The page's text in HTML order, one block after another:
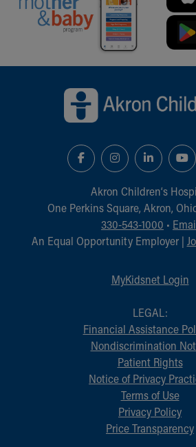
Akron Children‘s
One Perkins Square, Akron,
330-543-1000 •
An Equal Opportunity Employer |
MyKidsnet Login
LEGAL:
Financial Assistance
Nondiscrimination
Patient Rights
Notice of Privacy
Terms of Use
Privacy Policy
Price Transparency